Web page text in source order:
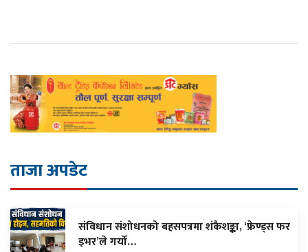
ताजा अपडेट
संविधान संशोधनको बहसपत्रमा शंकैशङ्का, ‘फ्रेण्ड्स फर
इभर’ले गर्यो…